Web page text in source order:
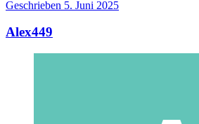
Geschrieben 5. Juni 2025
Alex449